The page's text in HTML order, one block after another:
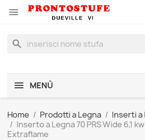

search
MENÙ
Home Prodotti a Legna Inserti a
Inserto a Legna 70 PRS Wide 6,1
Extraflame